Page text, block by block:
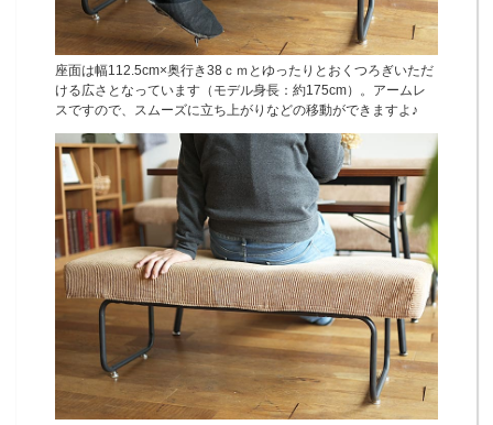
座面は幅112.5cm×奥行き38ｃｍとゆったりとおくつろぎいただ
ける広さとなっています（モデル身長：約175cm）。アームレ
スですので、スムーズに立ち上がりなどの移動ができますよ♪